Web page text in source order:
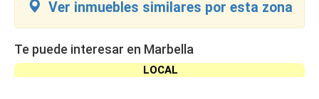
Ver inmuebles similares por esta zona
Te puede interesar en Marbella
LOCAL